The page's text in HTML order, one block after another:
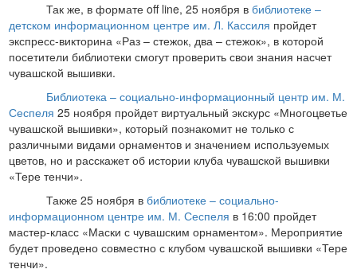
Так же, в форматеoff line, 25 ноября вбиблиотеке –
детском информационном центре им. Л. Кассиля пройдет
экспресс-викторина «Раз – стежок, два – стежок», в которой
посетители библиотеки смогут проверить свои знания насчет
чувашской вышивки.
Библиотека – социально-информационный центр им. М.
Сеспеля 25 ноября пройдет виртуальный экскурс «Многоцветье
чувашской вышивки», который познакомит не только с
различными видами орнаментов и значением используемых
цветов, но и расскажет об истории клуба чувашской вышивки
«Тере тенчи».
Также 25 ноября вбиблиотеке – социально-
информационном центре им. М. Сеспеля в 16:00 пройдет
мастер-класс «Маски с чувашским орнаментом». Мероприятие
будет проведено совместно с клубом чувашской вышивки «Тере
тенчи».